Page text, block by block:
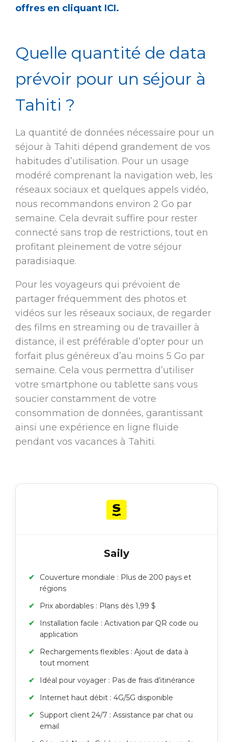
offres en cliquant ICI.
Quelle quantité de data
prévoir pour un séjour à
Tahiti ?
La quantité de données nécessaire pour un
séjour à Tahiti dépend grandement de vos
habitudes d’utilisation. Pour un usage
modéré comprenant la navigation web, les
réseaux sociaux et quelques appels vidéo,
nous recommandons environ 2 Go par
semaine. Cela devrait suffire pour rester
connecté sans trop de restrictions, tout en
profitant pleinement de votre séjour
paradisiaque.
Pour les voyageurs qui prévoient de
partager fréquemment des photos et
vidéos sur les réseaux sociaux, de regarder
des films en streaming ou de travailler à
distance, il est préférable d’opter pour un
forfait plus généreux d’au moins 5 Go par
semaine. Cela vous permettra d’utiliser
votre smartphone ou tablette sans vous
soucier constamment de votre
consommation de données, garantissant
ainsi une expérience en ligne fluide
pendant vos vacances à Tahiti.
Saily
Couverture mondiale : Plus de 200 pays et
régions
Prix abordables : Plans dès 1,99 $
Installation facile : Activation par QR code ou
application
Rechargements flexibles : Ajout de data à
tout moment
Idéal pour voyager : Pas de frais d’itinérance
Internet haut débit : 4G/5G disponible
Support client 24/7 : Assistance par chat ou
email